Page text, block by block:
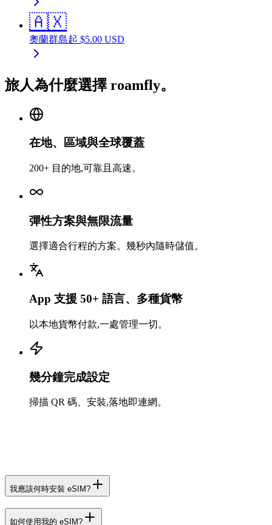
🇦🇽
奧蘭群島起 $5.00 USD
旅人為什麼選擇 roamfly。
在地、區域與全球覆蓋
200+ 目的地,可靠且高速。
彈性方案與無限流量
選擇適合行程的方案。幾秒內隨時儲值。
App 支援 50+ 語言、多種貨幣
以本地貨幣付款,一處管理一切。
幾分鐘完成設定
掃描 QR 碼、安裝,落地即連網。
我應該何時安裝 eSIM?
如何使用我的 eSIM?